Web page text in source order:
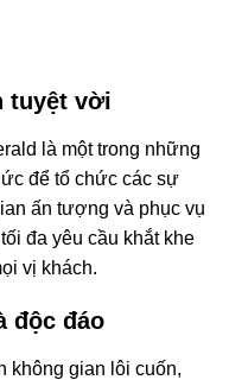
tuyệt vời
là một trong những
để tổ chức các sự
ấn tượng và phục vụ
đa yêu cầu khắt khe
vị khách.
độc đáo
không gian lôi cuốn,